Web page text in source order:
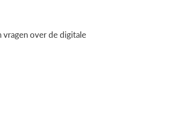
over de digitale